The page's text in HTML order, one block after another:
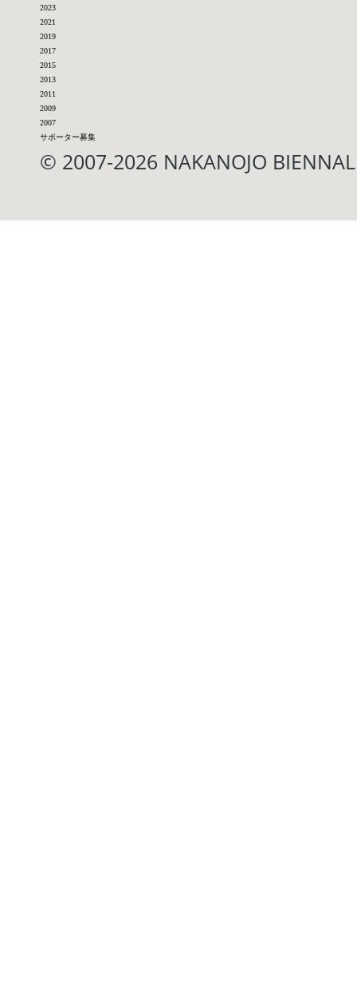
2023
2021
2019
2017
2015
2013
2011
2009
2007
サポーター募集
© 2007-2026 NAKANOJO